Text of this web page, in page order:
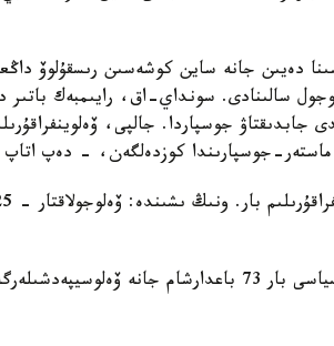
دەيىن جانە ساين كوشەسىن رىسقۇلوۆ
جوسپارىندا كوزدەلگەن، - دەپ اتاپ